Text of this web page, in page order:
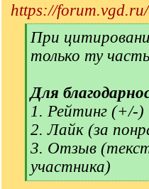
https://
[
q
]
При
только ту
Для
1. Рейтинг (+/-)
2. Лайк (за
3. Отзыв (текст
участника)
[